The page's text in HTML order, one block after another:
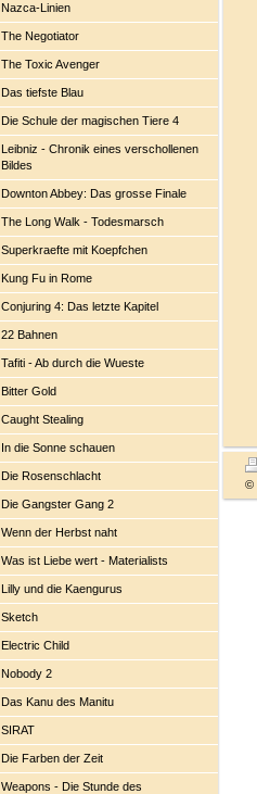
Nazca-Linien
The Negotiator
The Toxic Avenger
Das tiefste Blau
Die Schule der magischen Tiere 4
Leibniz - Chronik eines verschollenen
Bildes
Downton Abbey: Das grosse Finale
The Long Walk - Todesmarsch
Superkraefte mit Koepfchen
Kung Fu in Rome
Conjuring 4: Das letzte Kapitel
22 Bahnen
Tafiti - Ab durch die Wueste
Bitter Gold
Caught Stealing
In die Sonne schauen
Die Rosenschlacht
Die Gangster Gang 2
Wenn der Herbst naht
Was ist Liebe wert - Materialists
Lilly und die Kaengurus
Sketch
Electric Child
Nobody 2
Das Kanu des Manitu
SIRAT
Die Farben der Zeit
Weapons - Die Stunde des
©